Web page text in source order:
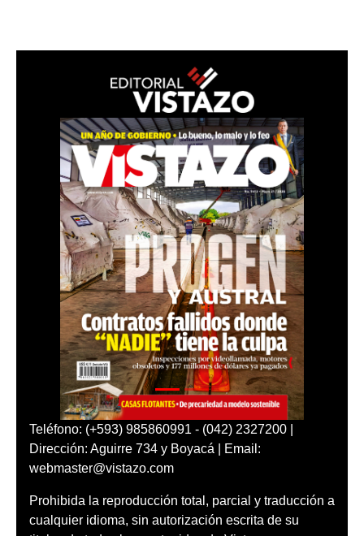
Teléfono: (+593) 985860991 - (042) 2327200 |
Dirección: Aguirre 734 y Boyacá | Email:
webmaster@vistazo.com
Prohibida la reproducción total, parcial y traducción a
cualquier idioma, sin autorización escrita de su